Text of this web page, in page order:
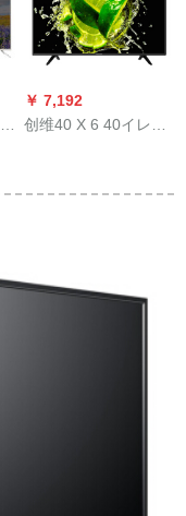
￥ 7,192
创维40 X 6 40イレン